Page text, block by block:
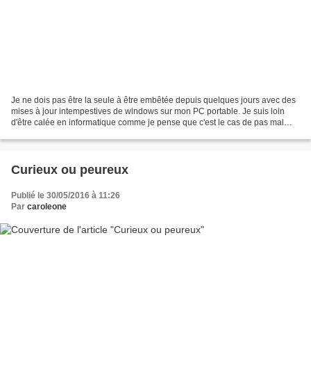
Je ne dois pas être la seule à être embêtée depuis quelques jours avec des
mises à jour intempestives de windows sur mon PC portable. Je suis loin
d'être calée en informatique comme je pense que c'est le cas de pas mal
Curieux ou peureux
Publié le 30/05/2016 à 11:26
Par caroleone